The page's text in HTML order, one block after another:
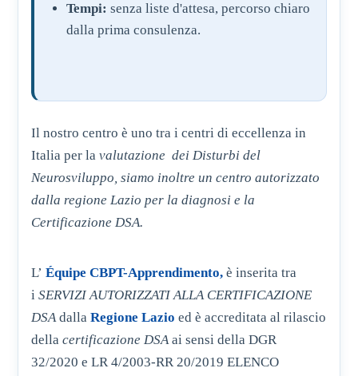
Tempi: senza liste d'attesa, percorso chiaro
dalla prima consulenza.
Il nostro centro è uno tra i centri di eccellenza in
Italia per la valutazione dei Disturbi del
Neurosviluppo, siamo inoltre un centro autorizzato
dalla regione Lazio per la diagnosi e la
Certificazione DSA.
L’Équipe CBPT-Apprendimento,è inserita tra
iSERVIZI AUTORIZZATI ALLA CERTIFICAZIONE
DSAdalla Regione Lazio ed è accreditata al rilascio
dellacertificazione DSAai sensi della DGR
32/2020 e LR 4/2003-RR 20/2019ELENCO